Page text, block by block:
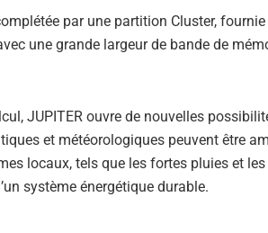
par une partition Cluster,
une grande largeur de bande de
JUPITER ouvre de nouvelles
et météorologiques peuvent être
locaux, tels que les fortes pluies et
système énergétique durable.